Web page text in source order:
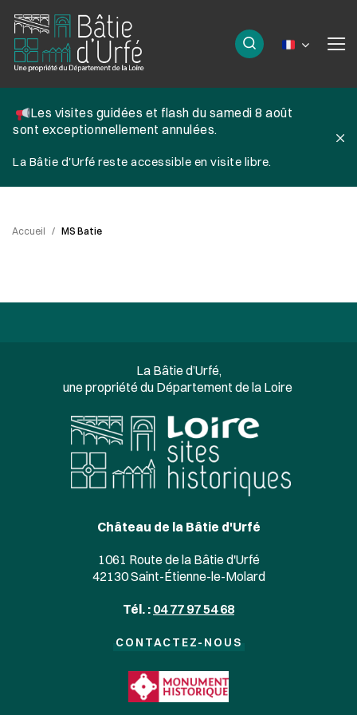
Les visites guidées et flash du samedi 8 août
sont exceptionnellement annulées.
La Bâtie d'Urfé reste accessible en visite libre.
Changer
Accueil MS Batie
La Bâtie d’Urfé,
une propriété du Département de la Loire
Château de la Bâtie d'Urfé
1061 Route de la Bâtie d'Urfé
42130 Saint-Étienne-le-Molard
Tél. : 04 77 97 54 68
CONTACTEZ-NOUS